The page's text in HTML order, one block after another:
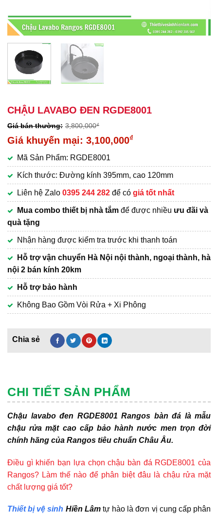
CHẬU LAVABO ĐEN RGDE8001
3,800,000₫
Giá
là:
3,800,000₫.
3,100,000₫
hiện
tại
là:
3,100,000₫.
Mã Sản Phẩm: RGDE8001
Kích thước: Đường kính 395mm, cao 120mm
Liên hệ Zalo 0395 244 282 để có giá tốt nhất
Mua combo thiết bị nhà tắm để được nhiều ưu đãi và
quà tặng
Nhận hàng được kiểm tra trước khi thanh toán
Hỗ trợ vận chuyển Hà Nội nội thành, ngoại thành, hà
nội 2 bán kính 20km
Hỗ trợ bảo hành
Không Bao Gồm Vòi Rửa + Xi Phông
CHI TIẾT SẢN PHẨM
Chậu lavabo đen RGDE8001 Rangos bàn đá là mẫu
chậu rửa mặt cao cấp bảo hành nước men trọn đời
chính hãng của Rangos tiêu chuẩn Châu Âu.
Điều gì khiến bạn lựa chọn chậu bàn đá RGDE8001 của
Rangos? Làm thế nào để phân biệt đâu là chậu rửa mặt
chất lượng giá tốt?
Thiết bị vệ sinh Hiền Lâmtự hào là đơn vị cung cấp phân